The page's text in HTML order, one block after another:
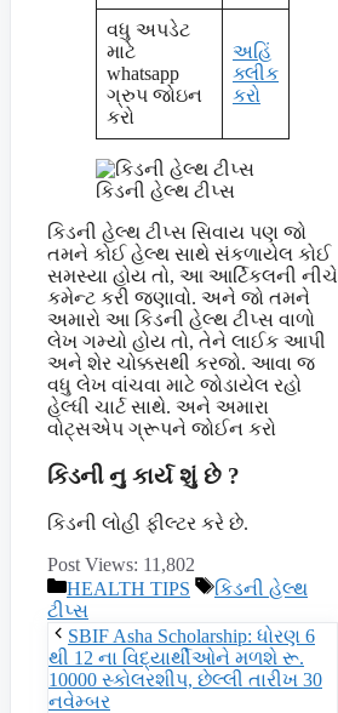
વધુ અપડેટ
માટે
whatsapp
ગ્રુપ જોઇન
કરો
અહિં
ક્લીક
કરો
કિડની હેલ્થ ટીપ્સ
કિડની હેલ્થ ટીપ્સ સિવાય પણ જો
તમને કોઈ હેલ્થ સાથે સંકળાયેલ કોઈ
સમસ્યા હોય તો, આ આર્ટિકલની નીચે
કમેન્ટ કરી જણાવો. અને જો તમને
અમારો આ કિડની હેલ્થ ટીપ્સ વાળો
લેખ ગમ્યો હોય તો, તેને લાઈક આપી
અને શેર ચોક્કસથી કરજો. આવા જ
વધુ લેખ વાંચવા માટે જોડાયેલ રહો
હેલ્ધી ચાર્ટ સાથે. અને અમારા
વોટ્સએપ ગ્રૂપને જોઈન કરો
કિડની નુ કાર્ય શું છે ?
કિડની લોહી ફીલ્ટર કરે છે.
Post Views: 11,802
Categories
HEALTH TIPS Tags
કિડની હેલ્થ
ટીપ્સ
SBIF Asha Scholarship: ધોરણ 6
થી 12 ના વિદ્યાર્થીઓને મળશે રૂ.
10000 સ્કોલરશીપ, છેલ્લી તારીખ 30
નવેમ્બર